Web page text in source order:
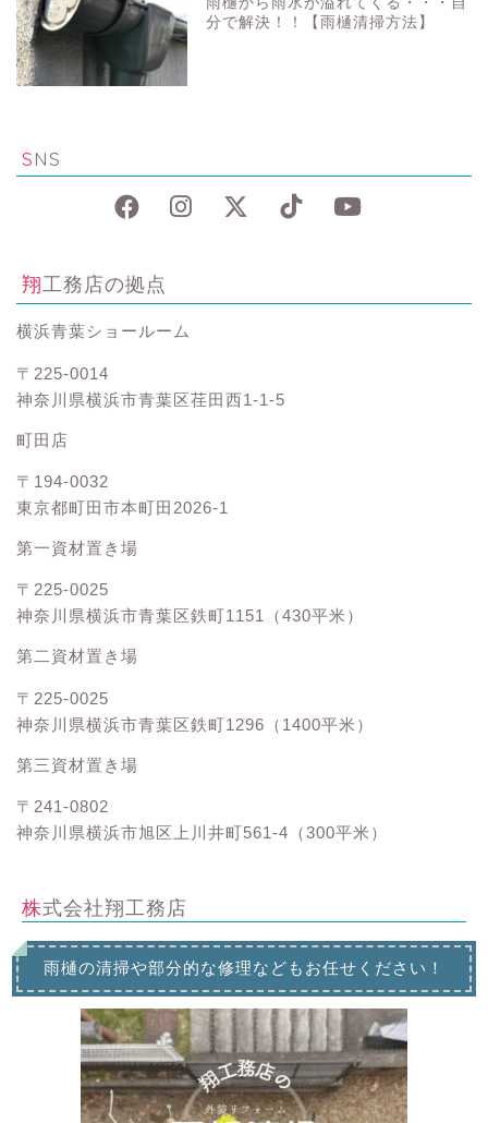
分で解決！！【雨樋清掃方法】
SNS
翔工務店の拠点
横浜青葉ショールーム
〒225-0014
神奈川県横浜市青葉区荏田西1-1-5
町田店
〒194-0032
東京都町田市本町田2026-1
第一資材置き場
〒225-0025
神奈川県横浜市青葉区鉄町1151（430平米）
第二資材置き場
〒225-0025
神奈川県横浜市青葉区鉄町1296（1400平米）
第三資材置き場
〒241-0802
神奈川県横浜市旭区上川井町561-4（300平米）
株式会社翔工務店
雨樋の清掃や部分的な修理などもお任せください！